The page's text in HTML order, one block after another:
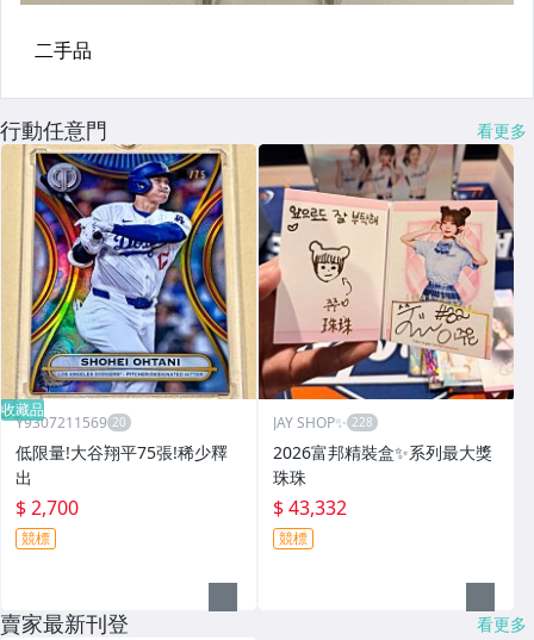
行動任意門 看更多
收藏品
Y9307211569
低限量!大谷翔平75張!稀少釋
出
$ 2,700
競標
JAY SHOP✨
2026富邦精裝盒✨系列最大獎
珠珠
$ 43,332
競標
賣家最新刊登 看更多